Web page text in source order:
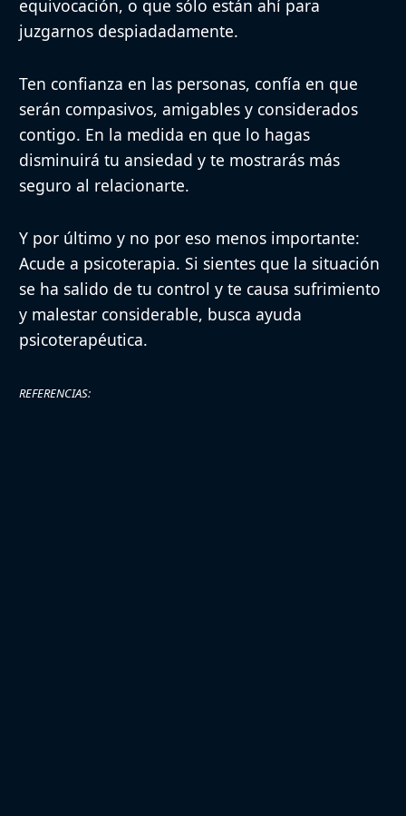
equivocación, o que sólo están ahí para
juzgarnos despiadadamente.
Ten confianza en las personas, confía en que
serán compasivos, amigables y considerados
contigo. En la medida en que lo hagas
disminuirá tu ansiedad y te mostrarás más
seguro al relacionarte.
Y por último y no por eso menos importante:
Acude a psicoterapia. Si sientes que la situación
se ha salido de tu control y te causa sufrimiento
y malestar considerable, busca ayuda
psicoterapéutica.
REFERENCIAS: